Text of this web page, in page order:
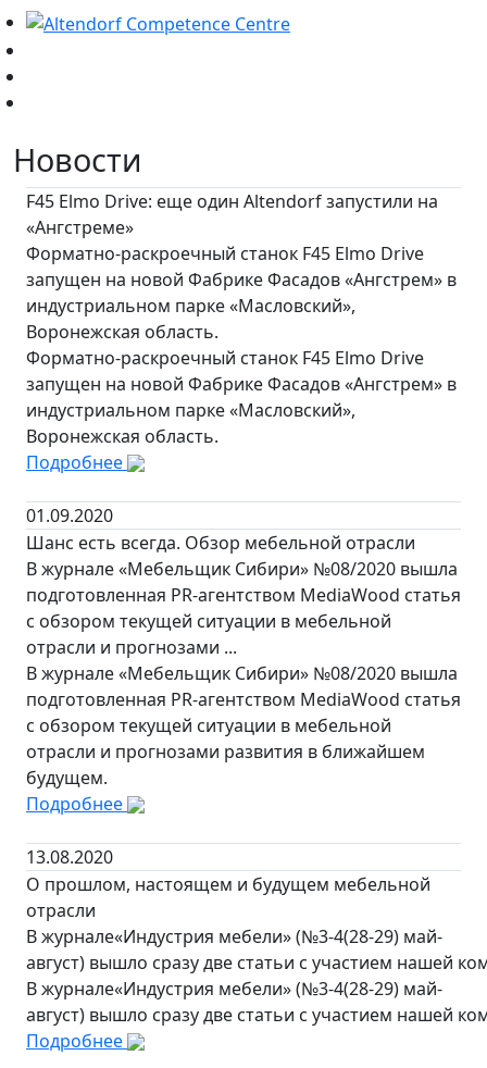
Новости
F45 Elmo Drive: еще один Altendorf запустили на
«Ангстреме»
Форматно-раскроечный станок F45 Elmo Drive
запущен на новой Фабрике Фасадов «Ангстрем» в
индустриальном парке «Масловский»,
Воронежская область.
Форматно-раскроечный станок F45 Elmo Drive
запущен на новой Фабрике Фасадов «Ангстрем» в
индустриальном парке «Масловский»,
Воронежская область.
Подробнее
01.09.2020
Шанс есть всегда. Обзор мебельной отрасли
В журнале «Мебельщик Сибири» №08/2020 вышла
подготовленная PR-агентством MediaWood статья
с обзором текущей ситуации в мебельной
отрасли и прогнозами ...
В журнале «Мебельщик Сибири» №08/2020 вышла
подготовленная PR-агентством MediaWood статья
с обзором текущей ситуации в мебельной
отрасли и прогнозами развития в ближайшем
будущем.
Подробнее
13.08.2020
О прошлом, настоящем и будущем мебельной
отрасли
В журнале«Индустрия мебели» (№3-4(28-29) май-
август) вышло сразу две статьи с участием нашей
В журнале«Индустрия мебели» (№3-4(28-29) май-
август) вышло сразу две статьи с участием нашей
Подробнее